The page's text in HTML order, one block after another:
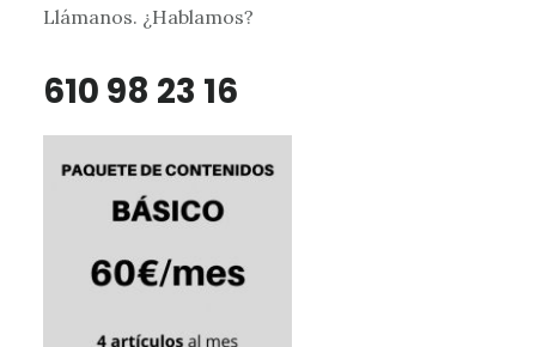
Llámanos. ¿Hablamos?
610 98 23 16